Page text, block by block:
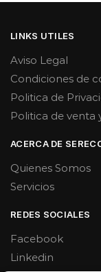
LINKS UTILES
Aviso Legal
Condiciones de
Politica de
Politica de venta
ACERCA DE
Quienes Somos
Servicios
REDES SOCIALES
Facebook
Linkedin